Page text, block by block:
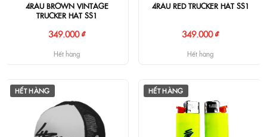
4RAU BROWN VINTAGE
TRUCKER HAT SS1
349.000 ₫
Hết hàng
4RAU RED TRUCKER HAT SS1
349.000 ₫
Hết hàng
HẾT HÀNG HẾT HÀNG